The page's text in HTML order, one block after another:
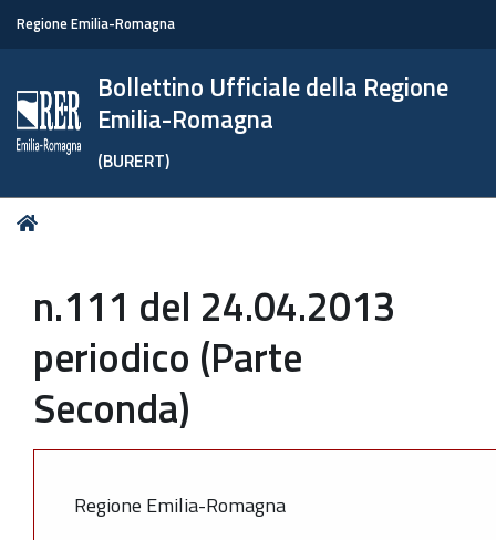
Regione Emilia-Romagna
Bollettino Ufficiale della Regione
Emilia-Romagna
(BURERT)
Tu
n.111 del 24.04.2013
periodico (Parte
Seconda)
Regione Emilia-Romagna